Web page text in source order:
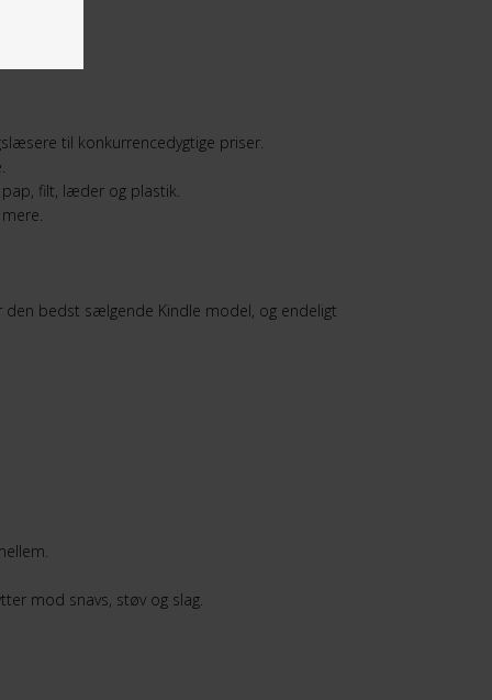
til konkurrencedygtige priser.
filt, læder og plastik.
den bedst sælgende Kindle model, og endeligt
mod snavs, støv og slag.